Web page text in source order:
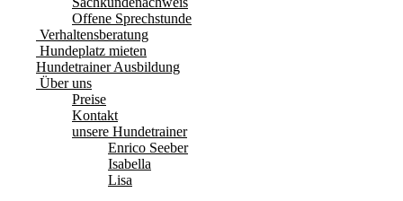
Offene Sprechstunde
Verhaltensberatung
Hundeplatz mieten
Hundetrainer Ausbildung
Über uns
Preise
Kontakt
unsere Hundetrainer
Enrico Seeber
Isabella
Lisa